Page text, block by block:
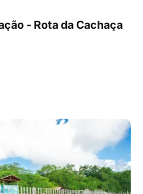
- Rota da Cachaça